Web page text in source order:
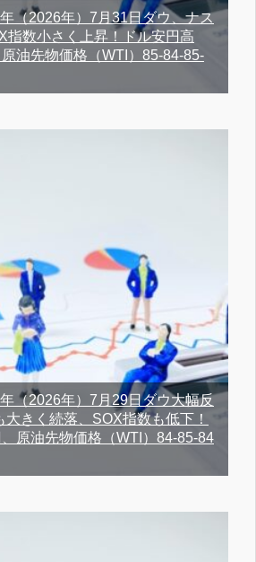
年（2026年）7月31日ダウ、ナス
指数小さく上昇！ドル安円高
油先物価格（WTI）85-84-85-
年（2026年）7月29日ダウ大幅反
きく続落、SOX指数も低下！
、原油先物価格（WTI）84-85-84